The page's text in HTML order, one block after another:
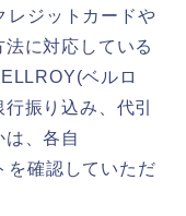
レジットカードや
に対応している
ベルロ
振り込み、代引
、各自
を確認していただ